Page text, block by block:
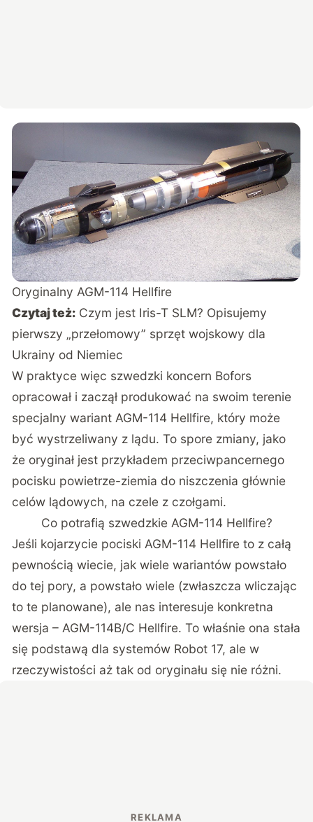
Oryginalny AGM-114 Hellfire
Czytaj też: Czym jest Iris-T SLM? Opisujemy
pierwszy „przełomowy” sprzęt wojskowy dla
Ukrainy od Niemiec
W praktyce więc szwedzki koncern Bofors
opracował i zaczął produkować na swoim terenie
specjalny wariant AGM-114 Hellfire, który może
być wystrzeliwany z lądu. To spore zmiany, jako
że oryginał jest przykładem przeciwpancernego
pocisku powietrze-ziemia do niszczenia głównie
celów lądowych, na czele z czołgami.
Co potrafią szwedzkie AGM-114 Hellfire?
Jeśli kojarzycie pociski AGM-114 Hellfire to z całą
pewnością wiecie, jak wiele wariantów powstało
do tej pory, a powstało wiele (zwłaszcza wliczając
to te planowane), ale nas interesuje konkretna
wersja – AGM-114B/C Hellfire. To właśnie ona stała
się podstawą dla systemów Robot 17, ale w
rzeczywistości aż tak od oryginału się nie różni.